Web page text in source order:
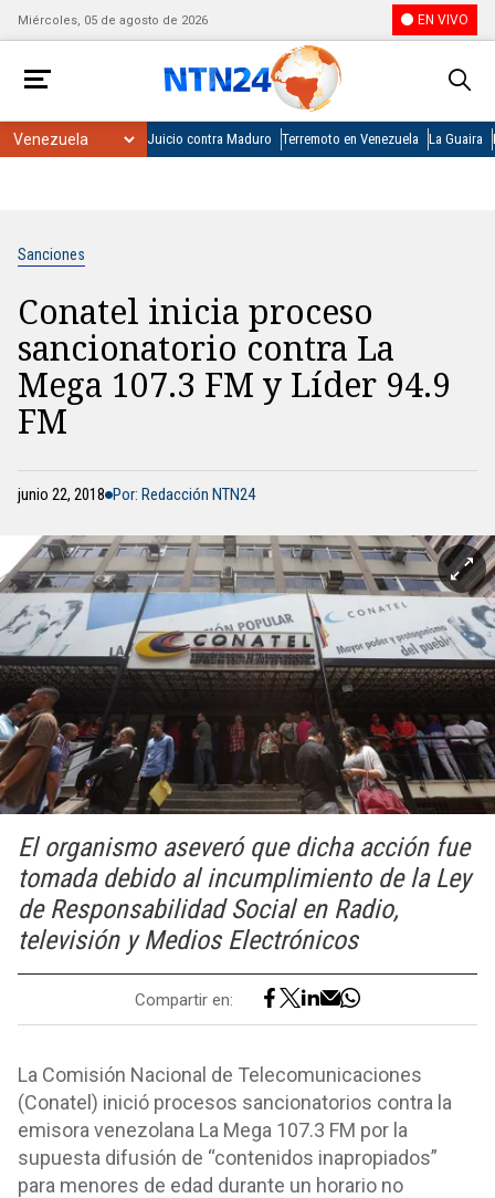
Miércoles, 05 de agosto de 2026 EN VIVO
Juicio contra Maduro Terremoto en Venezuela La Guaira
Sanciones
Conatel inicia proceso
sancionatorio contra La
Mega 107.3 FM y Líder 94.9
FM
junio 22, 2018 Por: Redacción NTN24
El organismo aseveró que dicha acción fue
tomada debido al incumplimiento de la Ley
de Responsabilidad Social en Radio,
televisión y Medios Electrónicos
Compartir en:
La Comisión Nacional de Telecomunicaciones
(Conatel) inició procesos sancionatorios contra la
emisora venezolana La Mega 107.3 FM por la
supuesta difusión de “contenidos inapropiados”
para menores de edad durante un horario no